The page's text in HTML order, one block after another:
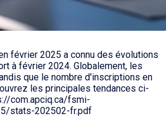
février 2025 a connu des évolutions
à février 2024. Globalement, les
que le nombre d'inscriptions en
les principales tendances ci-
com.apciq.ca/fsmi-
stats-202502-fr.pdf